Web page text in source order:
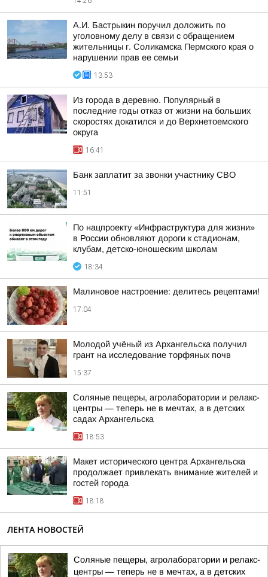
А.И. Бастрыкин поручил доложить по
уголовному делу в связи с обращением
жительницы г. Соликамска Пермского края о
нарушении прав ее семьи
13:53
Из города в деревню. Популярный в
последние годы отказ от жизни на больших
скоростях докатился и до Верхнетоемского
округа
16:41
Банк заплатит за звонки участнику СВО
11:51
По нацпроекту «Инфраструктура для жизни»
в России обновляют дороги к стадионам,
клубам, детско-юношеским школам
18:34
Малиновое настроение: делитесь рецептами!
17:04
Молодой учёный из Архангельска получил
грант на исследование торфяных почв
15:37
Соляные пещеры, агролаборатории и релакс-
центры — теперь не в мечтах, а в детских
садах Архангельска
18:53
Макет исторического центра Архангельска
продолжает привлекать внимание жителей и
гостей города
18:18
ЛЕНТА НОВОСТЕЙ
Соляные пещеры, агролаборатории и релакс-
центры — теперь не в мечтах, а в детских